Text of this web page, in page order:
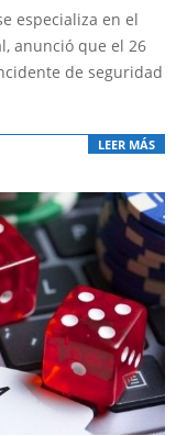
especializa en el
anunció que el 26
de seguridad
LEER MÁS